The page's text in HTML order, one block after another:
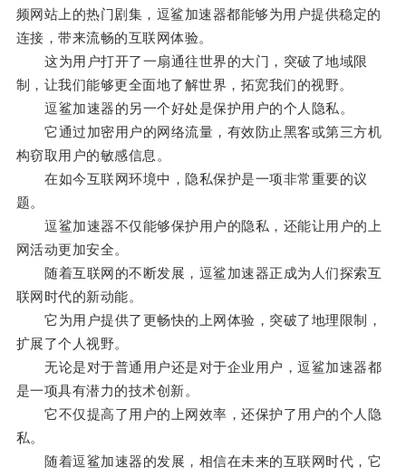
频网站上的热门剧集，逗鲨加速器都能够为用户提供稳定的
连接，带来流畅的互联网体验。
这为用户打开了一扇通往世界的大门，突破了地域限
制，让我们能够更全面地了解世界，拓宽我们的视野。
逗鲨加速器的另一个好处是保护用户的个人隐私。
它通过加密用户的网络流量，有效防止黑客或第三方机
构窃取用户的敏感信息。
在如今互联网环境中，隐私保护是一项非常重要的议
题。
逗鲨加速器不仅能够保护用户的隐私，还能让用户的上
网活动更加安全。
随着互联网的不断发展，逗鲨加速器正成为人们探索互
联网时代的新动能。
它为用户提供了更畅快的上网体验，突破了地理限制，
扩展了个人视野。
无论是对于普通用户还是对于企业用户，逗鲨加速器都
是一项具有潜力的技术创新。
它不仅提高了用户的上网效率，还保护了用户的个人隐
私。
随着逗鲨加速器的发展，相信在未来的互联网时代，它